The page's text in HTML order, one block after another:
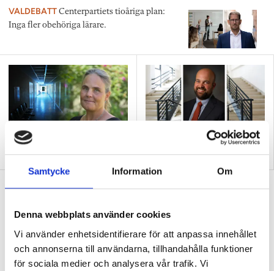
Samtycke Information Om
Denna webbplats använder cookies
Vi använder enhetsidentifierare för att anpassa innehållet
och annonserna till användarna, tillhandahålla funktioner
för sociala medier och analysera vår trafik. Vi
VALDEBATT Centerpartiets tioåriga plan:
Inga fler obehöriga lärare.
”Så bryter vi hatpratets
pyramid i skolan”
”Hur skolan fungerar blir
tydligt i trappan”
”Vad ska vår tid räcka till på
damma, snygga upp i hallen, svara i telefon
eller ska jag vara närvarande tillsammans
med barnen?”